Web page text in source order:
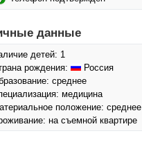
данные
детей: 1
рождения:
Россия
среднее
медицина
положение: среднее
на съемной квартире